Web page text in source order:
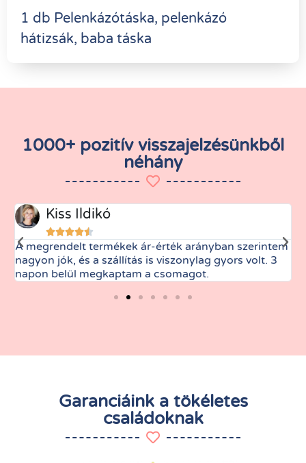
1 db Pelenkázótáska, pelenkázó
hátizsák, baba táska
1000+ pozitív visszajelzésünkből
néhány
Kiss Ildikó

A megrendelt termékek ár-érték arányban szerintem
nagyon jók, és a szállítás is viszonylag gyors volt. 3
napon belül megkaptam a csomagot.
Garanciáink a tökéletes
családoknak